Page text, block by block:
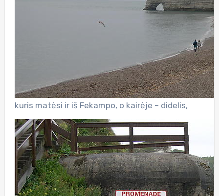
kuris matėsi ir iš Fekampo, o kairėje – didelis,